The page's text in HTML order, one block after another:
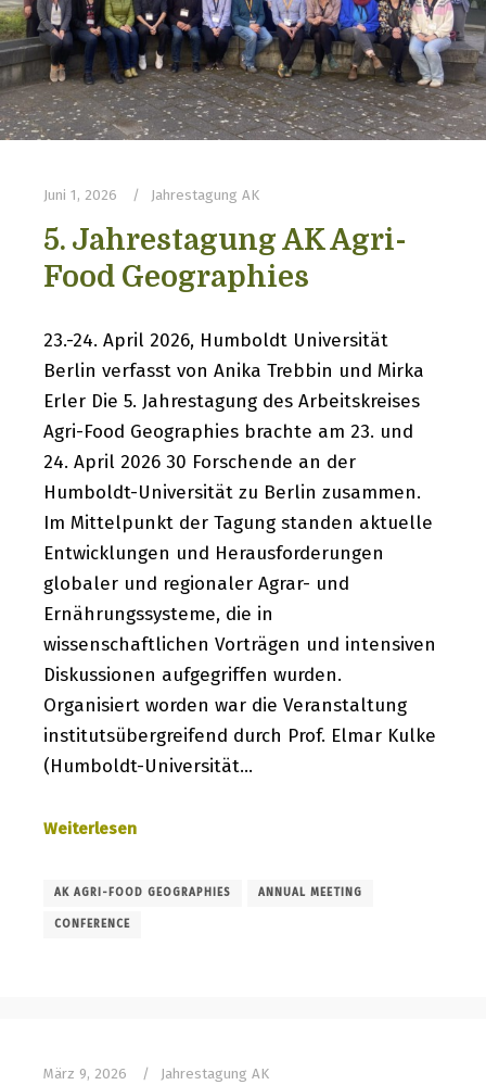
Juni 1, 2026 Jahrestagung AK
5. Jahrestagung AK Agri-
Food Geographies
23.-24. April 2026, Humboldt Universität
Berlin verfasst von Anika Trebbin und Mirka
Erler Die 5. Jahrestagung des Arbeitskreises
Agri-Food Geographies brachte am 23. und
24. April 2026 30 Forschende an der
Humboldt-Universität zu Berlin zusammen.
Im Mittelpunkt der Tagung standen aktuelle
Entwicklungen und Herausforderungen
globaler und regionaler Agrar- und
Ernährungssysteme, die in
wissenschaftlichen Vorträgen und intensiven
Diskussionen aufgegriffen wurden.
Organisiert worden war die Veranstaltung
institutsübergreifend durch Prof. Elmar Kulke
(Humboldt-Universität…
Weiterlesen
AK AGRI-FOOD GEOGRAPHIES ANNUAL MEETING
CONFERENCE
März 9, 2026 Jahrestagung AK